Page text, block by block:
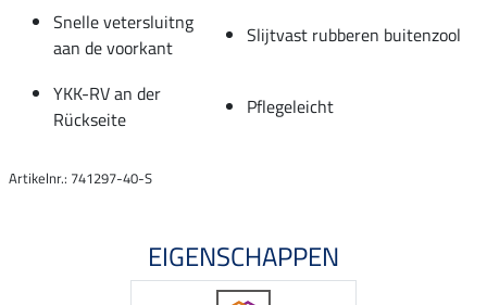
Snelle vetersluitng
aan de voorkant
Slijtvast rubberen buitenzool
YKK-RV an der
Rückseite
Pflegeleicht
Artikelnr.: 741297-40-S
EIGENSCHAPPEN